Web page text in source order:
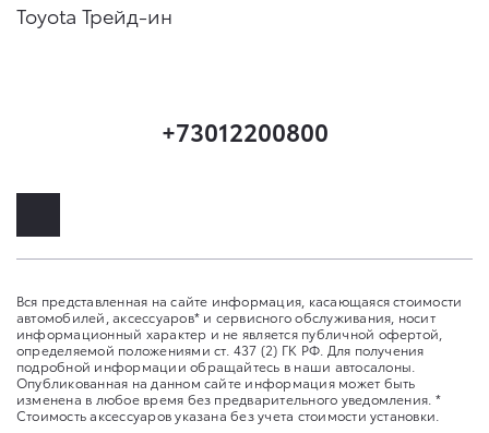
Toyota Трейд-ин
+73012200800
Вся представленная на сайте информация, касающаяся стоимости
автомобилей, аксессуаров* и сервисного обслуживания, носит
информационный характер и не является публичной офертой,
определяемой положениями ст. 437 (2) ГК РФ. Для получения
подробной информации обращайтесь в наши автосалоны.
Опубликованная на данном сайте информация может быть
изменена в любое время без предварительного уведомления. *
Стоимость аксессуаров указана без учета стоимости установки.